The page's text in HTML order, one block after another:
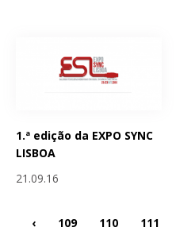
1.ª edição da EXPO SYNC
LISBOA
21.09.16
‹ 109 110 111